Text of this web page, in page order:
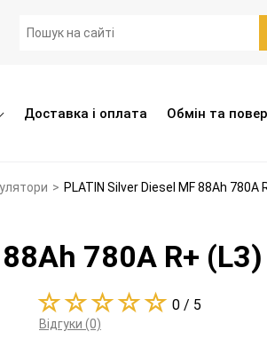
Доставка і оплата Обмін та
> PLATIN Silver Diesel MF 88Ah 780A
780A R+ (L3)
0 / 5
Відгуки (0)